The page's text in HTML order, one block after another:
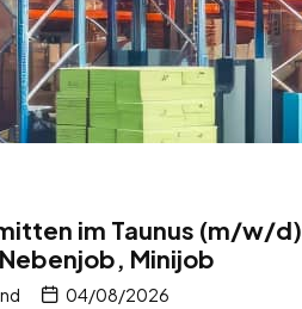
im Taunus (m/w/d)
Minijob
04/08/2026